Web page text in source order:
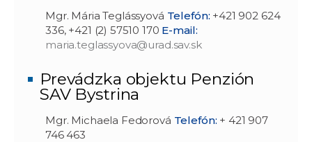
Mgr. Mária Teglássyová Telefón: +421 902 624
336, +421 (2) 57510 170 E-mail:
maria.teglassyova@urad.sav.sk
Prevádzka objektu Penzión
SAV Bystrina
Mgr. Michaela Fedorová Telefón: + 421 907
746 463